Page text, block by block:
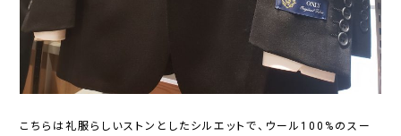
こちらは礼服らしいストンとしたシルエットで、ウール100%のスー